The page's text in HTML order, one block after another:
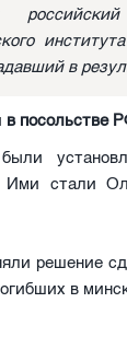
в
в посольстве
Ими стали
решение
в